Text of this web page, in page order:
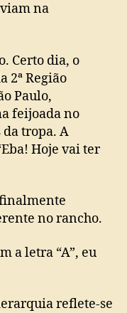
na
Certo dia, o
2ª Região
Paulo,
feijoada no
tropa. A
Hoje vai ter
no rancho.
a letra “A”, eu
reflete-se